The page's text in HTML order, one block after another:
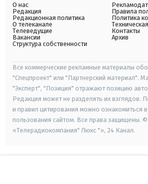
О нас
Редакция
Редакционная политика
О телеканале
Телеведущие
Вакансии
Структура собственности
Правила
Политика
Контакты
Архив
Все коммерческие рекламные материалы
"Спецпроект" или "Партнерский материал".
"Эксперт", "Позиция" отражают позицию
Редакция может не разделять их взглядов.
и правил цитирования можно ознакомиться
пользования сайтом. Все права защищены.
«Телерадиокомпания" Люкс "», 24 Канал.